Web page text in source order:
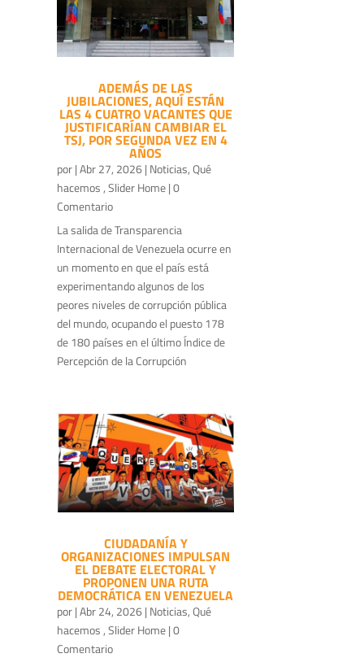
ADEMÁS DE LAS
JUBILACIONES, AQUÍ ESTÁN
LAS 4 CUATRO VACANTES QUE
JUSTIFICARÍAN CAMBIAR EL
TSJ, POR SEGUNDA VEZ EN 4
AÑOS
por|Abr 27, 2026| Noticias,Qué
hacemos ,Slider Home| 0
Comentario
La salida de Transparencia
Internacional de Venezuela ocurre en
un momento en que el país está
experimentando algunos de los
peores niveles de corrupción pública
del mundo, ocupando el puesto 178
de 180 países en el último Índice de
Percepción de la Corrupción
CIUDADANÍA Y
ORGANIZACIONES IMPULSAN
EL DEBATE ELECTORAL Y
PROPONEN UNA RUTA
DEMOCRÁTICA EN VENEZUELA
por|Abr 24, 2026| Noticias,Qué
hacemos ,Slider Home| 0
Comentario